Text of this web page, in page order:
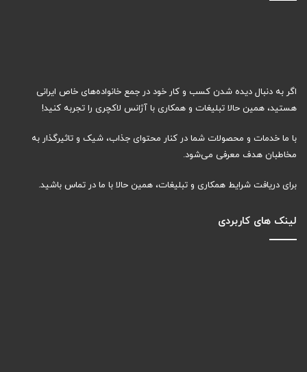
اگر به دنبال دیده شدن کسب و کار خود در جمع خانواده‌های خاص ایرانی
هستید، همین حالا تبلیغات و همکاری با آژانس لاکچری را تجربه کنید!
با ما خدمات و محصولات شما در کنار محتوای جذاب، شیک و تاثیرگذار به
مخاطبان هدف معرفی می‌شود.
برای دریافت شرایط همکاری و تبلیغات، همین حالا با ما در تماس باشید.
لینک های کاربردی